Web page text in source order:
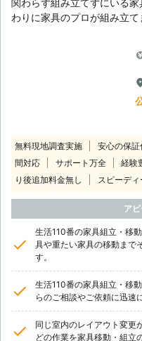
関わらず組み立てずにいる
わりに家具のプロが組み立て
無料現地調査実施 安心の保証
間対応
サポート万全 経験
り後追加料金無し
スピーデ
ア
生活110番の家具組立・移
具や重たい家具の移動まで
す。
生活110番の家具組立・移
らのご相談やご依頼に迅速
同じ室内のレイアウト変更
どの作業を家具移動・組立